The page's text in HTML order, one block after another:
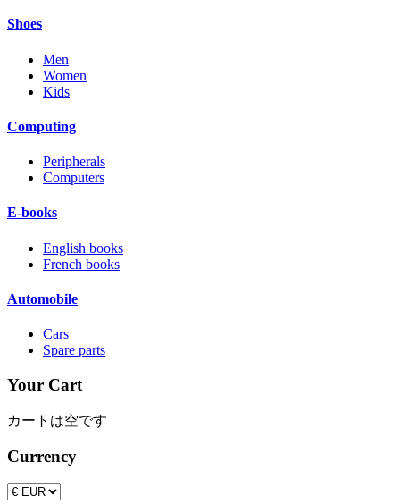
Shoes
Men
Women
Kids
Computing
Peripherals
Computers
E-books
English books
French books
Automobile
Cars
Spare parts
Your Cart
カートは空です
Currency